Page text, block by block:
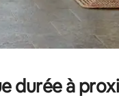
durée à